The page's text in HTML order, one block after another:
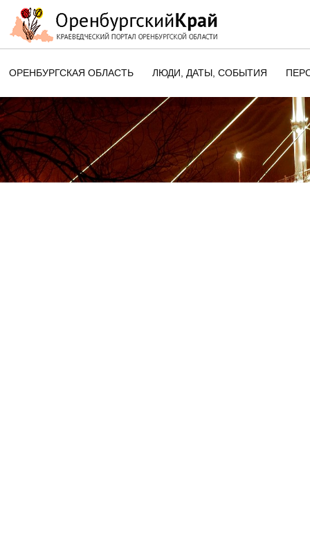
ОРЕНБУРГСКАЯ ОБЛАСТЬ ЛЮДИ, ДАТЫ, CОБЫТИЯ
ЭТОТ ДЕНЬ В ИСТОРИИ
ОРЕНБУРГСКОГО КРАЯ
ПАМЯТНЫЕ ДАТЫ
ОБЛАСТИ